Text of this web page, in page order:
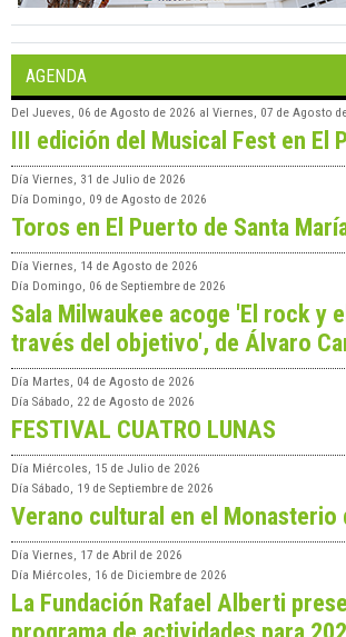
AGENDA
Del Jueves, 06 de Agosto de 2026 al Viernes, 07 de Agosto
III edición del Musical Fest en El
Día Viernes, 31 de Julio de 2026
Día Domingo, 09 de Agosto de 2026
Toros en El Puerto de Santa
Día Viernes, 14 de Agosto de 2026
Día Domingo, 06 de Septiembre de 2026
Sala Milwaukee acoge 'El rock y
través del objetivo', de Álvaro
Día Martes, 04 de Agosto de 2026
Día Sábado, 22 de Agosto de 2026
FESTIVAL CUATRO LUNAS
Día Miércoles, 15 de Julio de 2026
Día Sábado, 19 de Septiembre de 2026
Verano cultural en el Monasterio
Día Viernes, 17 de Abril de 2026
Día Miércoles, 16 de Diciembre de 2026
La Fundación Rafael Alberti
programa de actividades para